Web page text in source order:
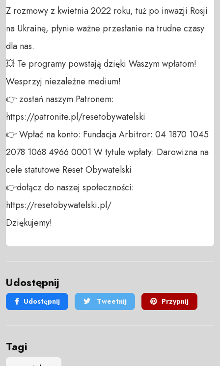
Z rozmowy z kwietnia 2022 roku, tuż po inwazji Rosji
na Ukrainę, płynie ważne przesłanie na trudne czasy
dla nas.
💥 Te programy powstają dzięki Waszym wpłatom!
Wesprzyj niezależne medium!
👉 zostań naszym Patronem:
https://patronite.pl/resetobywatelski
👉 Wpłać na konto: Fundacja Arbitror: 04 1870 1045
2078 1068 4966 0001 W tytule wpłaty: Darowizna na
cele statutowe Reset Obywatelski
👉dołącz do naszej społeczności:
https://resetobywatelski.pl/
Dziękujemy!
Udostępnij
Udostępnij Tweetnij Przypnij
Tagi